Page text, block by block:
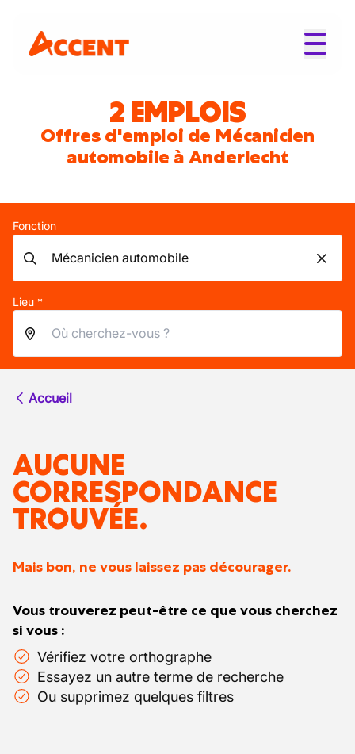
2 EMPLOIS
Offres d'emploi de Mécanicien
automobile à Anderlecht
Fonction
Lieu *
Accueil
AUCUNE
CORRESPONDANCE
TROUVÉE.
Mais bon, ne vous laissez pas décourager.
Vous trouverez peut-être ce que vous cherchez
si vous :
Vérifiez votre orthographe
Essayez un autre terme de recherche
Ou supprimez quelques filtres